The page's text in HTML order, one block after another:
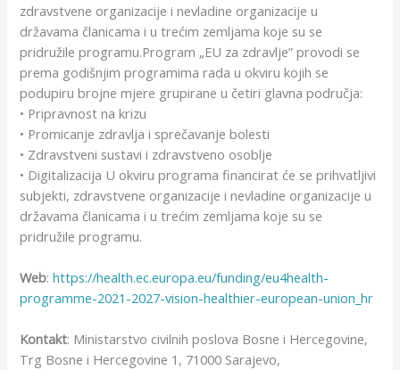
zdravstvene organizacije i nevladine organizacije u
državama članicama i u trećim zemljama koje su se
pridružile programu.Program „EU za zdravlje” provodi se
prema godišnjim programima rada u okviru kojih se
podupiru brojne mjere grupirane u četiri glavna područja:
• Pripravnost na krizu
• Promicanje zdravlja i sprečavanje bolesti
• Zdravstveni sustavi i zdravstveno osoblje
• Digitalizacija U okviru programa financirat će se prihvatljivi
subjekti, zdravstvene organizacije i nevladine organizacije u
državama članicama i u trećim zemljama koje su se
pridružile programu.
Web:https://health.ec.europa.eu/funding/eu4health-
programme-2021-2027-vision-healthier-european-union_hr
Kontakt: Ministarstvo civilnih poslova Bosne i Hercegovine,
Trg Bosne i Hercegovine 1, 71000 Sarajevo,